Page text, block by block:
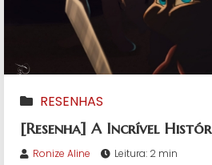
RESENHAS
[Resenha] A Incrível
Ronize Aline Leitura: 2 min